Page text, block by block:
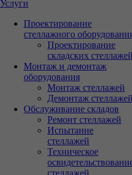
Услуги
Проектирование
стеллажного
Проектирование
складских
Монтаж и демонтаж
оборудования
Монтаж стеллажей
Демонтаж
Обслуживание складов
Ремонт стеллажей
Испытание
стеллажей
Техническое
стеллажей